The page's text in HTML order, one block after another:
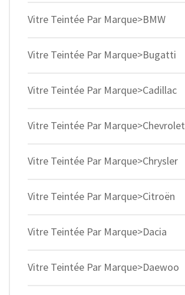
Vitre Teintée Par Marque>BMW
Vitre Teintée Par Marque>Bugatti
Vitre Teintée Par Marque>Cadillac
Vitre Teintée Par Marque>Chevrolet
Vitre Teintée Par Marque>Chrysler
Vitre Teintée Par Marque>Citroën
Vitre Teintée Par Marque>Dacia
Vitre Teintée Par Marque>Daewoo